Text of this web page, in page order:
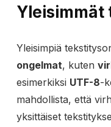
Yleisimpiä
ongelmat, kuten
esimerkiksi UTF-8-
mahdollista, että
yksittäiset